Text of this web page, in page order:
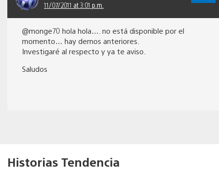
11/07/2011 at 3:01 p.m.
@monge70 hola hola…. no está disponible por el
momento… hay demos anteriores.
Investigaré al respecto y ya te aviso.
Saludos
Historias Tendencia